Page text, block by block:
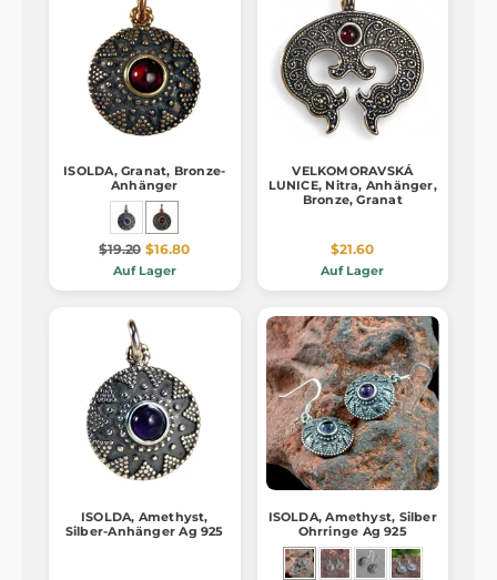
ISOLDA, Granat, Bronze-
Anhänger
$19.20 $16.80
Auf Lager
VELKOMORAVSKÁ
LUNICE, Nitra, Anhänger,
Bronze, Granat
$21.60
Auf Lager
ISOLDA, Amethyst,
Silber-Anhänger Ag 925
ISOLDA, Amethyst, Silber
Ohrringe Ag 925